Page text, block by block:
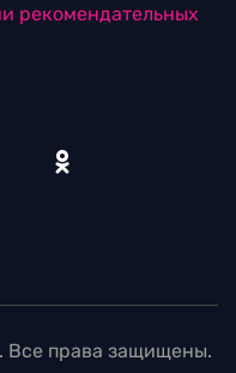
рекомендательных
права защищены.